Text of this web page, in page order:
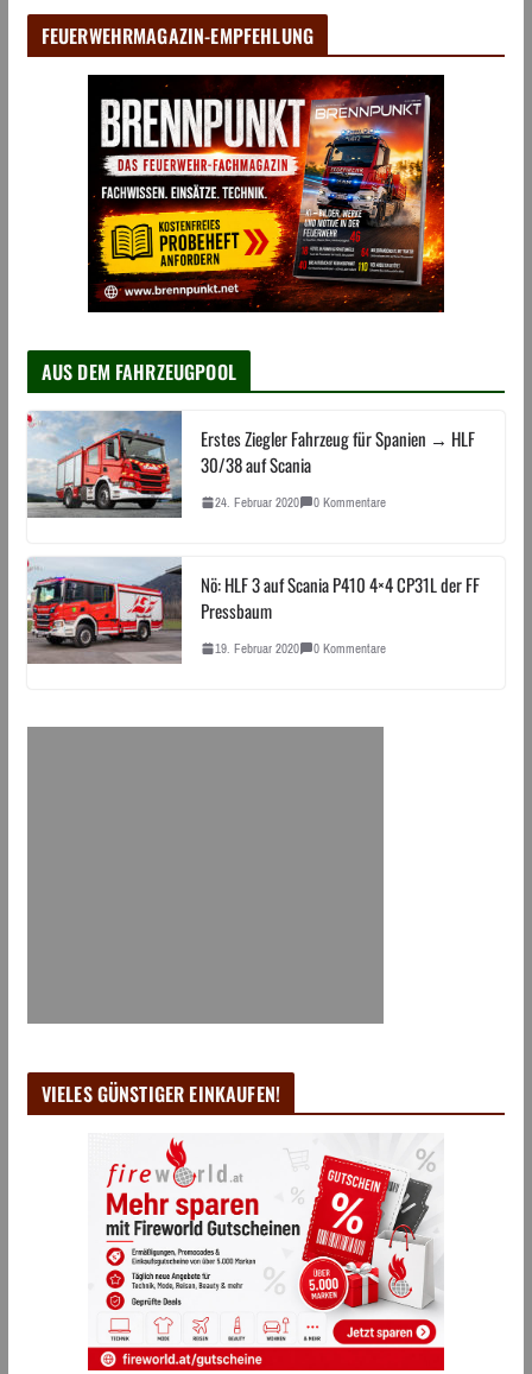
FEUERWEHRMAGAZIN-EMPFEHLUNG
AUS DEM FAHRZEUGPOOL
Erstes Ziegler Fahrzeug für Spanien → HLF
30/38 auf Scania
24. Februar 2020 0 Kommentare
Nö: HLF 3 auf Scania P410 4×4 CP31L der FF
Pressbaum
19. Februar 2020 0 Kommentare
VIELES GÜNSTIGER EINKAUFEN!